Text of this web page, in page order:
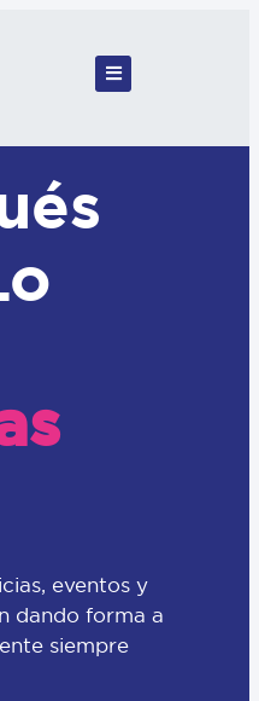
eventos y
dando forma a
siempre